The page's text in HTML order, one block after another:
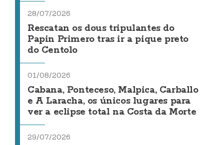
28/07/2026
Rescatan os dous tripulantes do
Papin Primero tras ir a pique preto
do Centolo
01/08/2026
Cabana, Ponteceso, Malpica, Carballo
e A Laracha, os únicos lugares para
ver a eclipse total na Costa da Morte
29/07/2026